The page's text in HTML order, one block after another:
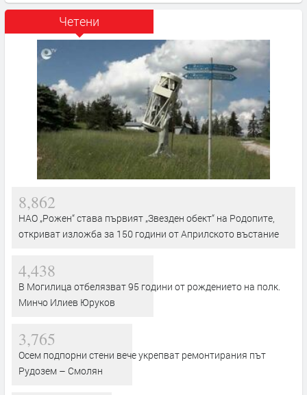
Четени
8,862
НАО „Рожен“ става първият „Звезден обект“ на Родопите,
откриват изложба за 150 години от Априлското въстание
4,438
В Могилица отбелязват 95 години от рождението на полк.
Минчо Илиев Юруков
3,765
Осем подпорни стени вече укрепват ремонтирания път
Рудозем – Смолян